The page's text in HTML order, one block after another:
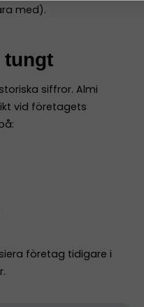
med).
tungt
siffror. Almi
vid företagets
företag tidigare i